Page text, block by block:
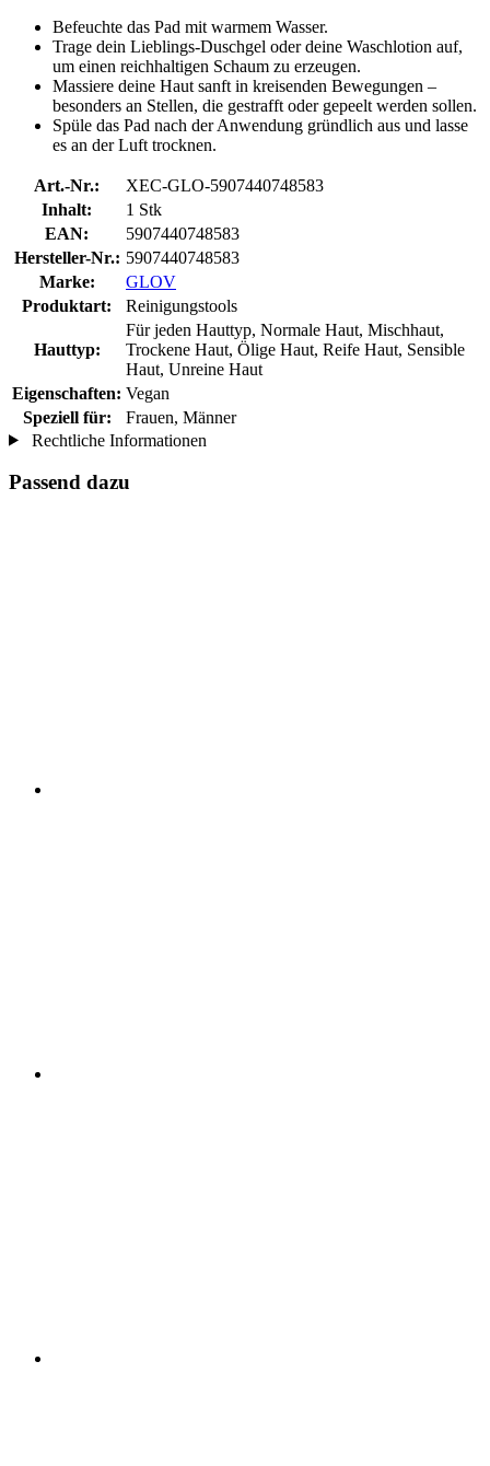
Befeuchte das Pad mit warmem Wasser.
Trage dein Lieblings-Duschgel oder deine Waschlotion auf,
um einen reichhaltigen Schaum zu erzeugen.
Massiere deine Haut sanft in kreisenden Bewegungen –
besonders an Stellen, die gestrafft oder gepeelt werden sollen.
Spüle das Pad nach der Anwendung gründlich aus und lasse
es an der Luft trocknen.
Art.-Nr.:
XEC-GLO-5907440748583
Inhalt:
1 Stk
EAN:
5907440748583
Hersteller-Nr.: 5907440748583
Marke:
GLOV
Produktart:
Reinigungstools
Hauttyp:
Für jeden Hauttyp, Normale Haut, Mischhaut,
Trockene Haut, Ölige Haut, Reife Haut, Sensible
Haut, Unreine Haut
Eigenschaften: Vegan
Speziell für:
Frauen, Männer
Rechtliche Informationen
Passend dazu